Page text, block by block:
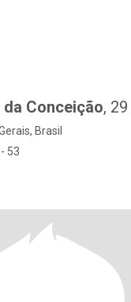
Conceição, 29
Brasil
53